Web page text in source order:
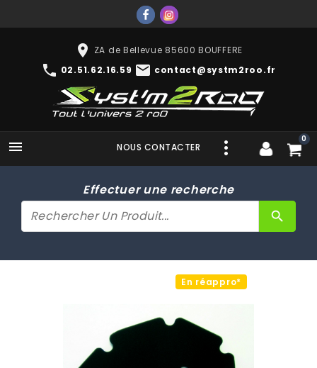
place ZA de Bellevue 85600 BOUFFERE
phone 02.51.62.16.59 mail contact@systm2roo.fr
 0
NOUS CONTACTER
Effectuer une recherche
search
En réappro*